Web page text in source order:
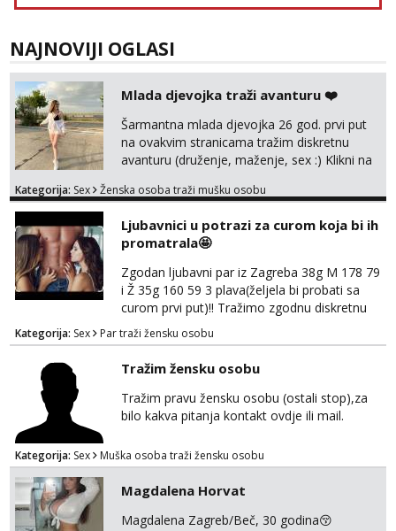
NAJNOVIJI OGLASI
Mlada djevojka traži avanturu ❤️
Šarmantna mlada djevojka 26 god. prvi put
na ovakvim stranicama tražim diskretnu
avanturu (druženje, maženje, sex :) Klikni na
Kategorija: Sex Ženska osoba traži mušku osobu
Ljubavnici u potrazi za curom koja bi ih
promatrala🤩
Zgodan ljubavni par iz Zagreba 38g M 178 79
i Ž 35g 160 59 3 plava(željela bi probati sa
curom prvi put)!! Tražimo zgodnu diskretnu
curu koja bi nas promatrala dok imamo
žestok odnos. Može se pridruziti ali i ne
mora.Bitno da uzivamo diskretno anonimno
bez upoznavanja puno.Sliku mozemo
razmjeniti,ali najbolje uzivo se upoznati. Na
goo smo do 15.8 poslije tog mozemo se
Kategorija: Sex Par traži žensku osobu
Tražim žensku osobu
Tražim pravu žensku osobu (ostali stop),za
bilo kakva pitanja kontakt ovdje ili mail.
Kategorija: Sex Muška osoba traži žensku osobu
Magdalena Horvat
Magdalena Zagreb/Beč, 30 godina😚